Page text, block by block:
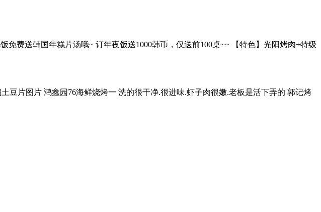
费送韩国年糕片汤哦~ 订年夜饭送1000韩币，仅送前100桌~~ 【特色】光阳烤肉+特级
豆片图片 鸿鑫园76海鲜烧烤一 洗的很干净.很进味.虾子肉很嫩.老板是活下弄的 郭记烤